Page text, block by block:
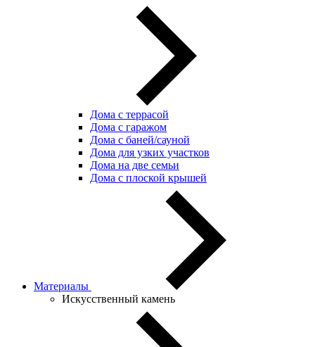
Дома с террасой
Дома с гаражом
Дома с баней/сауной
Дома для узких участков
Дома на две семьи
Дома с плоской крышей
Материалы
Искусственный камень